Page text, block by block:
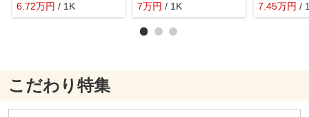
6.72万円 / 1K
7万円 / 1K 7.45万円 /
こだわり特集